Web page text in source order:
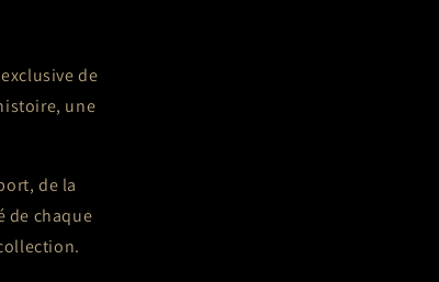
de
une
de la
de chaque